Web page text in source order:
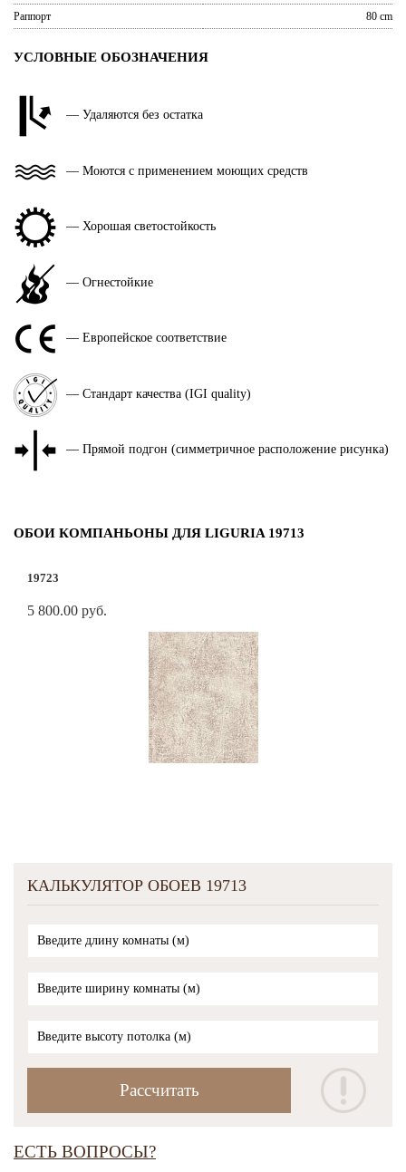
Раппорт
80 cm
УСЛОВНЫЕ ОБОЗНАЧЕНИЯ
— Удаляются без остатка
— Моются с применением моющих средств
— Хорошая светостойкость
— Огнестойкие
— Европейское соответствие
— Стандарт качества (IGI quality)
— Прямой подгон (симметричное расположение рисунка)
ОБОИ КОМПАНЬОНЫ ДЛЯ LIGURIA 19713
19723
5 800.00 руб.
КАЛЬКУЛЯТОР ОБОЕВ 19713
ЕСТЬ ВОПРОСЫ?